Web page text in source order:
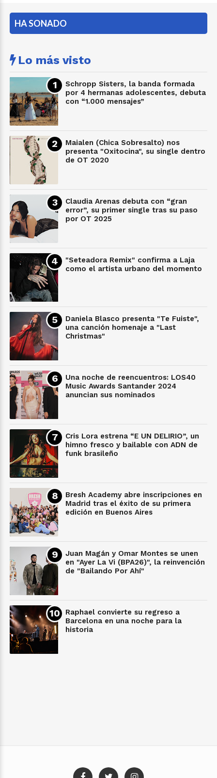
HA SONADO
Lo más visto
Schropp Sisters, la banda formada
por 4 hermanas adolescentes, debuta
con “1.000 mensajes”
Maialen (Chica Sobresalto) nos
presenta "Oxitocina", su single dentro
de OT 2020
Claudia Arenas debuta con “gran
error”, su primer single tras su paso
por OT 2025
"Seteadora Remix" confirma a Laja
como el artista urbano del momento
Daniela Blasco presenta "Te Fuiste",
una canción homenaje a "Last
Christmas"
Una noche de reencuentros: LOS40
Music Awards Santander 2024
anuncian sus nominados
Cris Lora estrena “E UN DELIRIO”, un
himno fresco y bailable con ADN de
funk brasileño
Bresh Academy abre inscripciones en
Madrid tras el éxito de su primera
edición en Buenos Aires
Juan Magán y Omar Montes se unen
en "Ayer La Vi (BPA26)", la reinvención
de "Bailando Por Ahí"
Raphael convierte su regreso a
Barcelona en una noche para la
historia